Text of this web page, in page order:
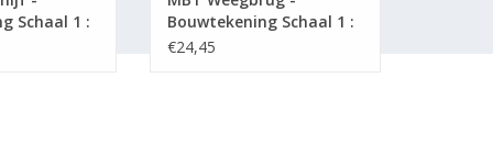
Schaal 1 :
Bouwtekening Schaal 1 :
45 (30.02.003)
€24,45